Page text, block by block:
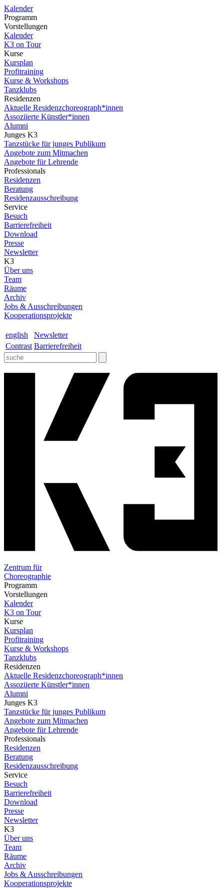
Kalender
Programm
Vorstellungen
Kalender
K3 on Tour
Kurse
Kursplan
Profitraining
Kurse & Workshops
Tanzklubs
Residenzen
Aktuelle Residenzchoreograph*innen
Assoziierte Künstler*innen
Alumni
Junges K3
Tanzstücke für junges Publikum
Angebote zum Mitmachen
Angebote für Lehrende
Professionals
Residenzen
Beratung
Residenzausschreibung
Service
Besuch
Barrierefreiheit
Download
Presse
Newsletter
K3
Über uns
Team
Räume
Archiv
Jobs & Ausschreibungen
Kooperationsprojekte
english
Newsletter
Contrast Barrierefreiheit
Zentrum für
Choreographie
Programm
Vorstellungen
Kalender
K3 on Tour
Kurse
Kursplan
Profitraining
Kurse & Workshops
Tanzklubs
Residenzen
Aktuelle Residenzchoreograph*innen
Assoziierte Künstler*innen
Alumni
Junges K3
Tanzstücke für junges Publikum
Angebote zum Mitmachen
Angebote für Lehrende
Professionals
Residenzen
Beratung
Residenzausschreibung
Service
Besuch
Barrierefreiheit
Download
Presse
Newsletter
K3
Über uns
Team
Räume
Archiv
Jobs & Ausschreibungen
Kooperationsprojekte